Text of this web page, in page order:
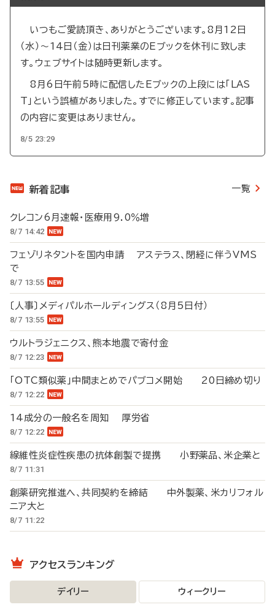
いつもご愛読頂き、ありがとうございます。8月12日
（水）～14日（金）は日刊薬業のEブックを休刊に致しま
す。ウェブサイトは随時更新します。
8月6日午前5時に配信したEブックの上段には「LAS
T」という誤植がありました。すでに修正しています。記事
の内容に変更はありません。
8/5 23:29
新着記事 一覧
クレコン6月速報・医療用9.0％増
8/7 14:42
フェゾリネタントを国内申請 アステラス、閉経に伴うVMS
で
8/7 13:55
〔人事〕メディパルホールディングス（8月5日付）
8/7 13:55
ウルトラジェニクス、熊本地震で寄付金
8/7 12:23
「OTC類似薬」中間まとめでパブコメ開始 20日締め切り
8/7 12:22
14成分の一般名を周知 厚労省
8/7 12:22
線維性炎症性疾患の抗体創製で提携 小野薬品、米企業と
8/7 11:31
創薬研究推進へ、共同契約を締結 中外製薬、米カリフォル
ニア大と
8/7 11:22
アクセスランキング
デイリー ウィークリー